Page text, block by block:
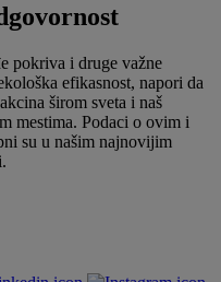
pokriva i druge važne
efikasnost, napori da
širom sveta i naš
mestima. Podaci o ovim i
su u našim najnovijim